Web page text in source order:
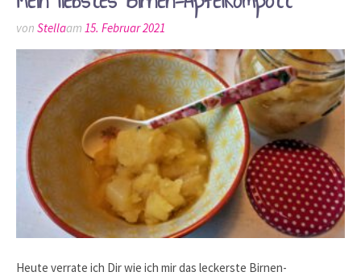
von Stellaam 15. Februar 2021
Heute verrate ich Dir wie ich mir das leckerste Birnen-